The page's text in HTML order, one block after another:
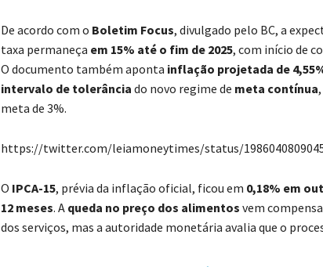
De acordo com o Boletim Focus, divulgado pelo BC, a
taxa permaneça em 15% até o fim de 2025, com início de
O documento também aponta inflação projetada de
intervalo de tolerância do novo regime de meta contínua
meta de 3%.
https://twitter.com/leiamoneytimes/status/
O IPCA-15, prévia da inflação oficial, ficou em 0,18% em
12 meses. A queda no preço dos alimentos vem
dos serviços, mas a autoridade monetária avalia que o